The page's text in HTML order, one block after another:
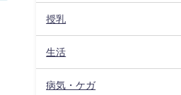
授乳
生活
病気・ケガ